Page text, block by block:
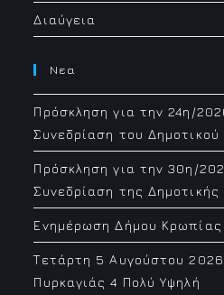
Διαύγεια
Νεα
Πρόσκληση για την 24η/
Συνεδρίαση του Δημοτικού
Πρόσκληση για την 30η/
Συνεδρίαση της
Ενημέρωση Δήμου
Τετάρτη 5 Αυγούστου 2026
Πυρκαγιάς 4 Πολύ Υψηλή